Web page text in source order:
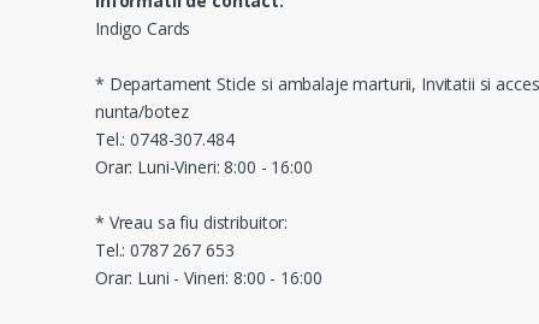
Indigo Cards
* Departament Sticle si ambalaje marturii, Invitatii si
nunta/botez
Tel.: 0748-307.484
Orar: Luni-Vineri: 8:00 - 16:00
* Vreau sa fiu distribuitor:
Tel.: 0787 267 653
Orar: Luni - Vineri: 8:00 - 16:00